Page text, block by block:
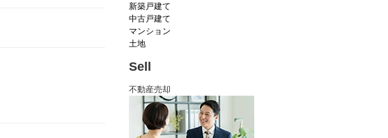
新築戸建て
中古戸建て
マンション
土地
Sell
不動産売却